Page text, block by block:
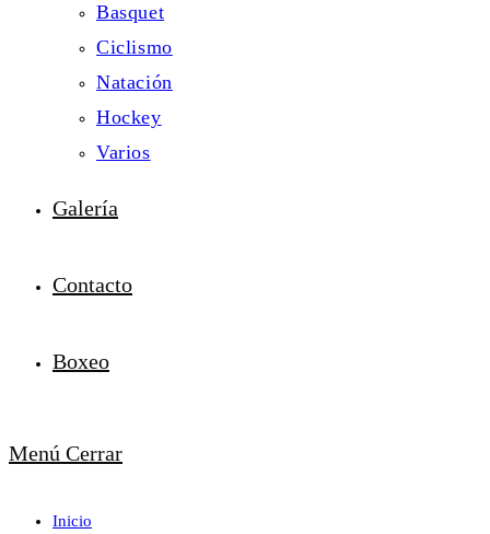
Basquet
Ciclismo
Natación
Hockey
Varios
Galería
Contacto
Boxeo
Menú Cerrar
Inicio